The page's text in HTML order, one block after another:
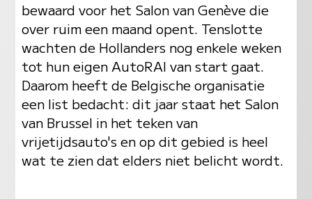
bewaard voor het Salon van Genève die
over ruim een maand opent. Tenslotte
wachten de Hollanders nog enkele weken
tot hun eigen AutoRAI van start gaat.
Daarom heeft de Belgische organisatie
een list bedacht: dit jaar staat het Salon
van Brussel in het teken van
vrijetijdsauto's en op dit gebied is heel
wat te zien dat elders niet belicht wordt.